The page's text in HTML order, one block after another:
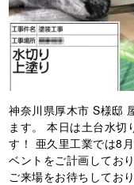
神奈川県厚木市 S様邸
ます。 本日は土台水切
す！ 亜久里工業では8
ベントをご計画してお
ご来場をお待ちしてお